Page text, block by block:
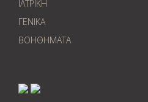
ΙΑΤΡΙΚΗ
ΓΕΝΙΚΑ
ΒΟΗΘΗΜΑΤΑ